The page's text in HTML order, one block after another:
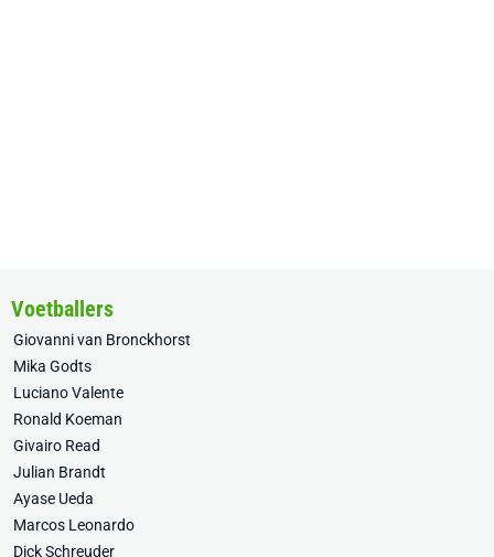
Voetballers
Giovanni van Bronckhorst
Mika Godts
Luciano Valente
Ronald Koeman
Givairo Read
Julian Brandt
Ayase Ueda
Marcos Leonardo
Dick Schreuder